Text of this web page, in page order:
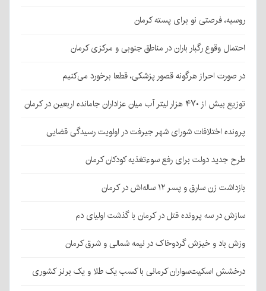
روسیه، فرصتی نو برای پسته کرمان
احتمال وقوع رگبار باران در مناطق جنوبی و مرکزی کرمان
در صورت احراز هرگونه قصور پزشکی، قطعا برخورد می‌کنیم
توزیع بیش از ۴۷۰ هزار لیتر آب میان عزاداران جامانده اربعین در کرمان
پرونده اختلافات شورای شهر جیرفت در اولویت رسیدگی قضایی
طرح جدید دولت برای رفع سوءتغذیه کودکان کرمان
بازداشت زن سارق و پسر ۱۲ ساله‌اش در کرمان
سازش در سه پرونده قتل در کرمان با گذشت اولیای دم
وزش باد و خیزش گردوخاک در نیمه شمالی و شرق کرمان
درخشش اسکیت‌سواران کرمانی با کسب یک طلا و یک برنز کشوری